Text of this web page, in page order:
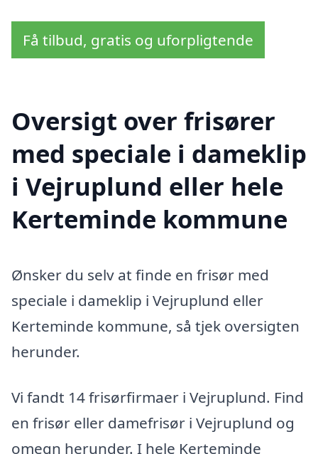
Få tilbud, gratis og uforpligtende
Oversigt over frisører
med speciale i dameklip
i Vejruplund eller hele
Kerteminde kommune
Ønsker du selv at finde en frisør med
speciale i dameklip i Vejruplund eller
Kerteminde kommune, så tjek oversigten
herunder.
Vi fandt 14 frisørfirmaer i Vejruplund. Find
en frisør eller damefrisør i Vejruplund og
omegn herunder. I hele Kerteminde